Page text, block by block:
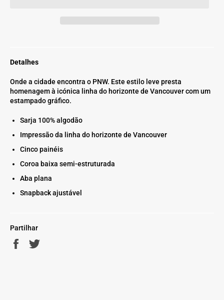
Detalhes
Onde a cidade encontra o PNW. Este estilo leve presta
homenagem à icónica linha do horizonte de Vancouver com um
estampado gráfico.
Sarja 100% algodão
Impressão da linha do horizonte de Vancouver
Cinco painéis
Coroa baixa semi-estruturada
Aba plana
Snapback ajustável
Partilhar
Partilhe